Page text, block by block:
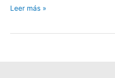
Leer más »